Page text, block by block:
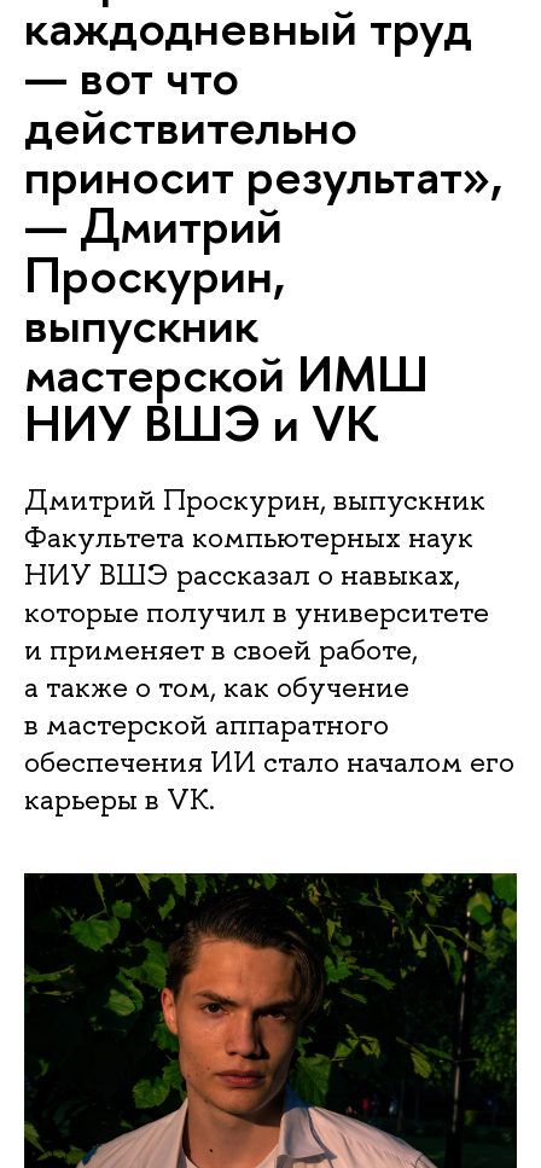
каждодневный труд
— вот что
действительно
приносит результат»,
— Дмитрий
Проскурин,
выпускник
мастерской ИМШ
НИУ ВШЭ и VK
Дмитрий Проскурин, выпускник
Факультета компьютерных наук
НИУ ВШЭ рассказал о навыках,
которые получил в университете
и применяет в своей работе,
а также о том, как обучение
в мастерской аппаратного
обеспечения ИИ стало началом его
карьеры в VK.